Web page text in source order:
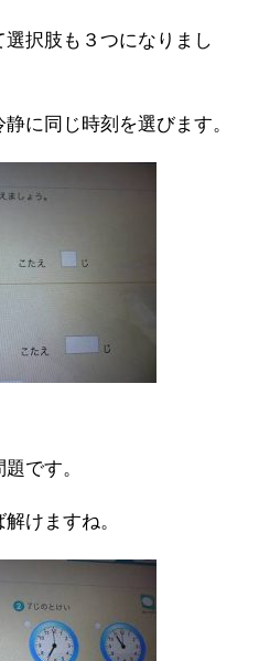
択肢も３つになりまし
に同じ時刻を選びます。
です。
けますね。